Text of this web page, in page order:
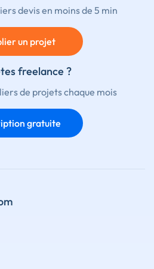
devis en moins de 5 min
un projet
freelance ?
de projets chaque mois
gratuite